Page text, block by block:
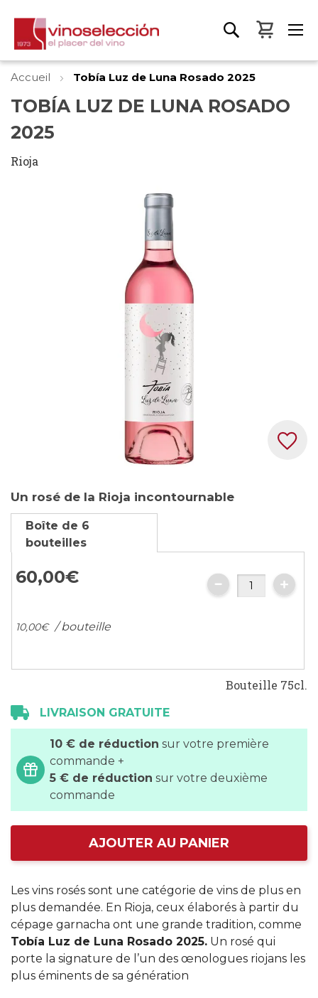
Mon
Accueil Tobía Luz de Luna Rosado 2025
TOBÍA LUZ DE LUNA ROSADO
2025
Rioja
to
the
beginning
of
the
images
Un rosé de la Rioja incontournable
Boîte de 6
bouteilles
60,00€
10,00€ / bouteille
Bouteille 75cl.
LIVRAISON GRATUITE
10 € de réduction sur votre première
commande +
5 € de réduction sur votre deuxième
commande
AJOUTER AU PANIER
Les vins rosés sont une catégorie de vins de plus en
plus demandée. En Rioja, ceux élaborés à partir du
cépage garnacha ont une grande tradition, comme
Tobía Luz de Luna Rosado 2025. Un rosé qui
porte la signature de l’un des œnologues riojans les
plus éminents de sa génération